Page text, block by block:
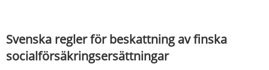
Svenska regler för beskattning av finska
socialförsäkringsersättningar